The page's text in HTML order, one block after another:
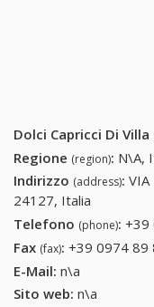
Dolci Capricci Di Villa
Regione (region): N\A,
Indirizzo (address): VIA
24127, Italia
Telefono (phone): +39
Fax (fax): +39 0974 89
E-Mail: n\a
Sito web: n\a